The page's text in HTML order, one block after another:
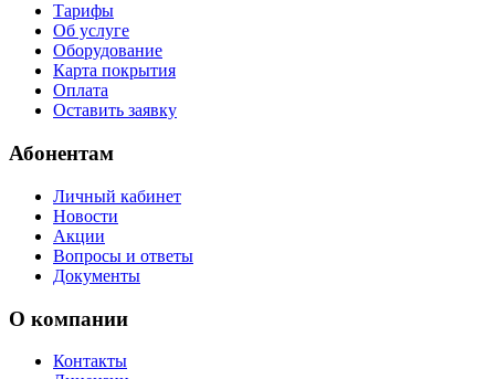
Тарифы
Об услуге
Оборудование
Карта покрытия
Оплата
Оставить заявку
Абонентам
Личный кабинет
Новости
Акции
Вопросы и ответы
Документы
О компании
Контакты